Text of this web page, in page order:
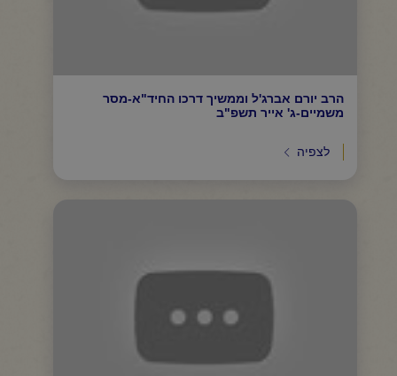
הרב יורם אברג'ל וממשיך דרכו החיד"א-מסר
משמיים-ג' אייר תשפ"ב
לצפיה